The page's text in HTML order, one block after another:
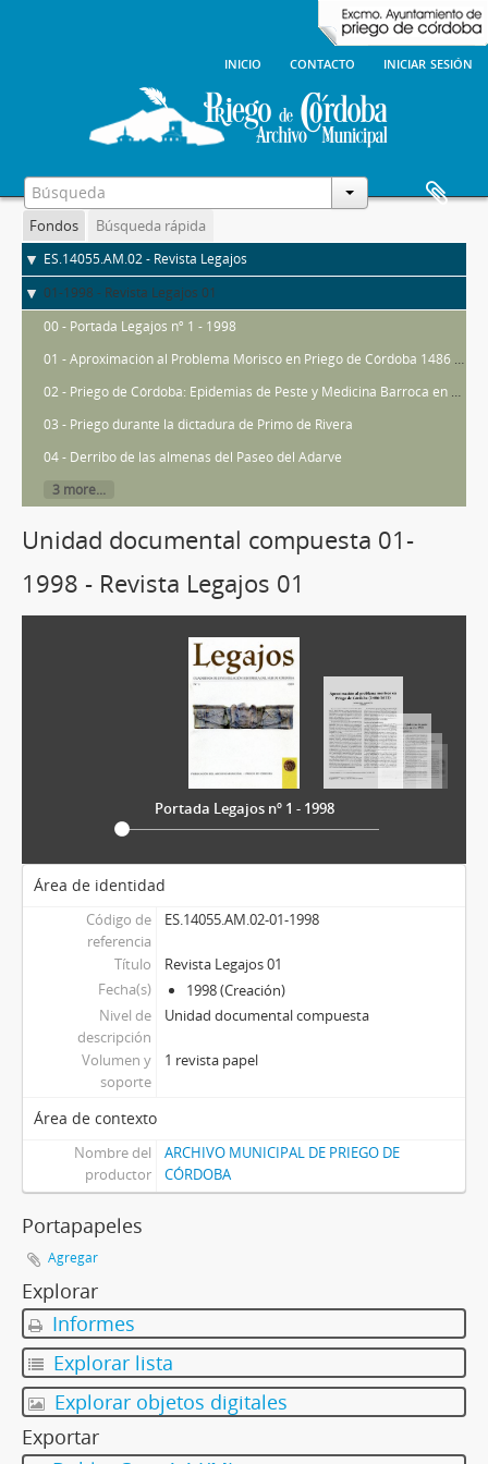
inicio contacto iniciar sesión
Fondos Búsqueda rápida
ES.14055.AM.02 - Revista Legajos
01-1998 - Revista Legajos 01
00 - Portada Legajos nº 1 - 1998
01 - Aproximación al Problema Morisco en Priego de Córdoba 1486 - 1611
02 - Priego de Córdoba: Epidemias de Peste y Medicina Barroca en el s.XVII
03 - Priego durante la dictadura de Primo de Rivera
04 - Derribo de las almenas del Paseo del Adarve
3 more...
Unidad documental compuesta 01-
1998 - Revista Legajos 01
Portada Legajos nº 1 - 1998
Área de identidad
Código de
referencia
ES.14055.AM.02-01-1998
Título
Revista Legajos 01
Fecha(s)
1998 (Creación)
Nivel de
descripción
Unidad documental compuesta
Volumen y
soporte
1 revista papel
Área de contexto
Nombre del
productor
ARCHIVO MUNICIPAL DE PRIEGO DE
CÓRDOBA
Portapapeles
Agregar
Explorar
Informes
Explorar lista
Explorar objetos digitales
Exportar